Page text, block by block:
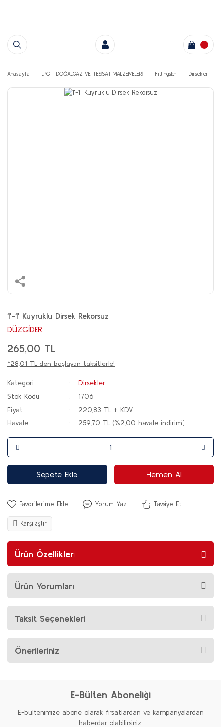
Anasayfa LPG - DOĞALGAZ VE TESİSAT MALZEMELERİ Fittingsler Dirsekler
1'-1' Kuyruklu Dirsek Rekorsuz
DÜZGİDER
265,00 TL
*28,01 TL den başlayan taksitlerle!
Kategori
Dirsekler
Stok Kodu
1706
Fiyat
220,83 TL + KDV
Havale
259,70 TL (%2,00 havale indirimi)
Sepete Ekle Hemen Al
Yorum Yaz Tavsiye Et
Karşılaştır
Ürün Özellikleri
Ürün Yorumları
Taksit Seçenekleri
Önerileriniz
E-Bülten Aboneliği
E-bültenimize abone olarak fırsatlardan ve kampanyalardan
haberdar olabilirsiniz.